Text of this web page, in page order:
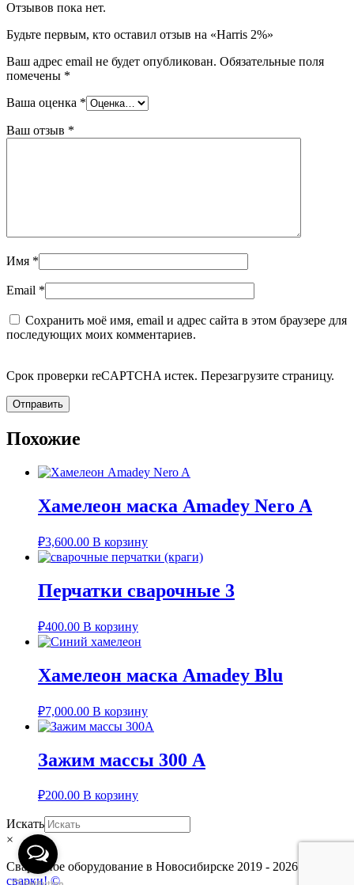
Отзывов пока нет.
Будьте первым, кто оставил отзыв на «Harris 2%»
Ваш адрес email не будет опубликован. Обязательные поля
помечены *
Ваша оценка *
Ваш отзыв *
Имя *
Email *
Сохранить моё имя, email и адрес сайта в этом браузере для
последующих моих комментариев.
Срок проверки reCAPTCHA истек. Перезагрузите страницу.
Похожие
Хамелеон маска Amadey Nero A
₽3,600.00 В корзину
Перчатки сварочные 3
₽400.00 В корзину
Хамелеон маска Amadey Blu
₽7,000.00 В корзину
Зажим массы 300 А
₽200.00 В корзину
Искать
×
Сварочное оборудование в Новосибирске 2019 - 2026.
сварки! ©